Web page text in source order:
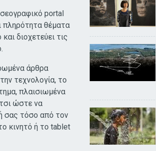
portal
πληρότητα θέματα
διοχετεύει τις
άρθρα
τεχνολογία, το
πλαισιωμένα
ώστε να
σας τόσο από τον
κινητό ή το tablet